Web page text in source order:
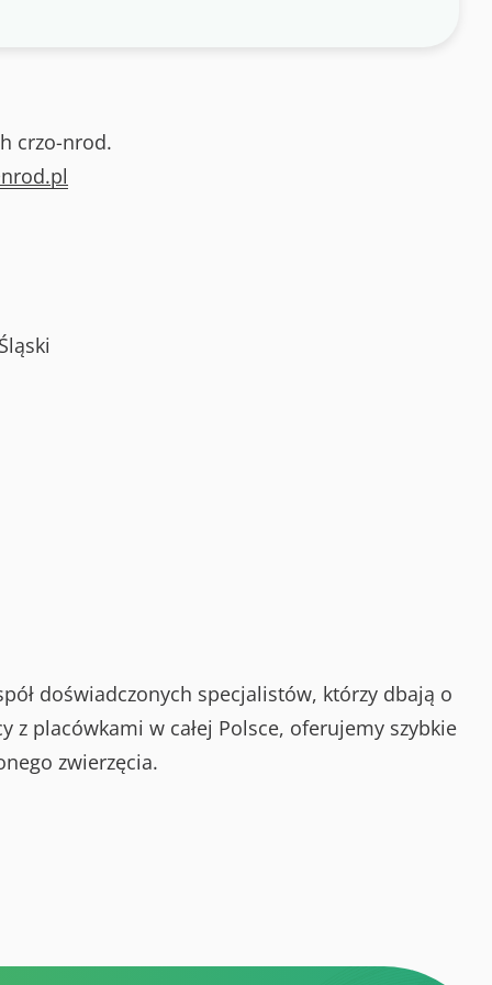
crzo-nrod.
doświadczonych specjalistów, którzy dbają o
placówkami w całej Polsce, oferujemy szybkie
zwierzęcia.